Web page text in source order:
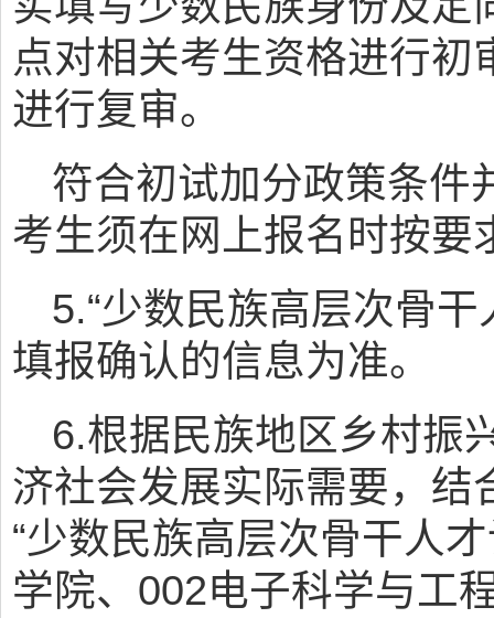
点对相关考生资格进行
进行复审。
符合初试加分政策条件
考生须在网上报名时按要
5.“少数民族高层次骨
填报确认的信息为准。
6.根据民族地区乡村振
济社会发展实际需要，结
“少数民族高层次骨干人
学院、002电子科学与工